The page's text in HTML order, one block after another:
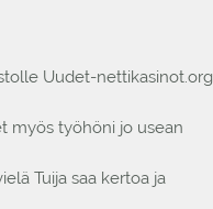
Uudet-nettikasinot.org
myös työhöni jo usean
Tuija saa kertoa ja